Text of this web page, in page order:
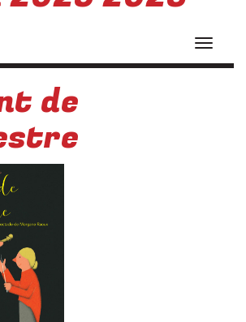
Toggle
de